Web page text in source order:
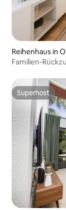
Reihenhaus in
Familien-
Superhost
Superhost